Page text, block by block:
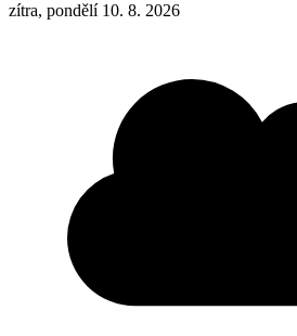
zítra, pondělí 10. 8. 2026